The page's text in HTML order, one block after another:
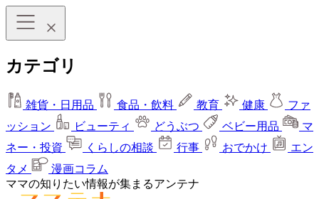
カテゴリ
雑貨・日用品 食品・飲料 教育 健康
ファ
ッション
ビューティ どうぶつ ベビー用品
マ
ネー・投資
くらしの相談 行事 おでかけ
エン
タメ
漫画コラム
ママの知りたい情報が集まるアンテナ